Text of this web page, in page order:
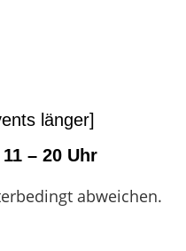
länger]
11 – 20 Uhr
abweichen.